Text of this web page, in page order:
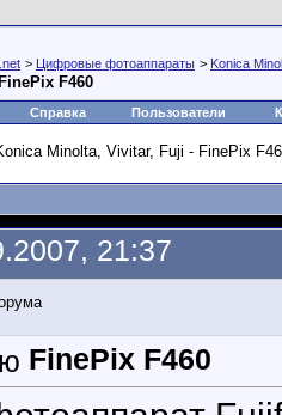
> Цифровые фотоаппараты > Konica
FinePix F460
Справка Пользователи
Minolta, Vivitar, Fuji - FinePix
21:37
FinePix F460